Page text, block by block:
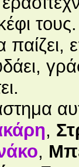
παίζει,
,
,